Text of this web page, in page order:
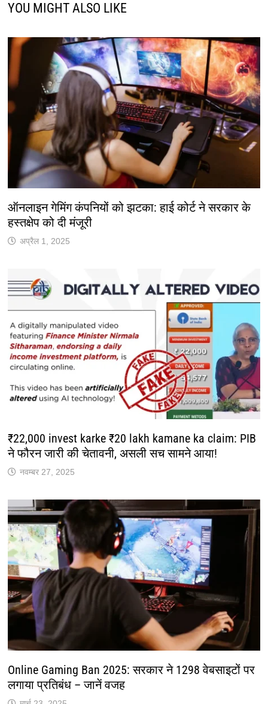
YOU MIGHT ALSO LIKE
ऑनलाइन गेमिंग कंपनियों को झटका: हाई कोर्ट ने सरकार के
हस्तक्षेप को दी मंजूरी
अप्रैल 1, 2025
₹22,000 invest karke ₹20 lakh kamane ka claim: PIB
ने फौरन जारी की चेतावनी, असली सच सामने आया!
नवम्बर 27, 2025
Online Gaming Ban 2025: सरकार ने 1298 वेबसाइटों पर
लगाया प्रतिबंध – जानें वजह